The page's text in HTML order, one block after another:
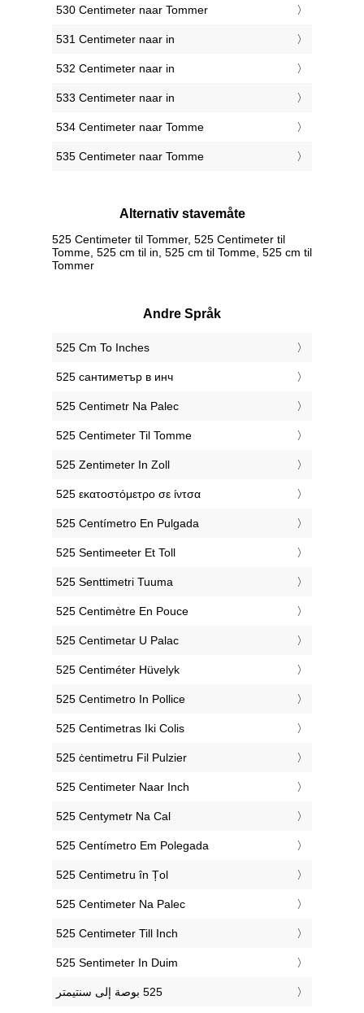
530 Centimeter naar Tommer
531 Centimeter naar in
532 Centimeter naar in
533 Centimeter naar in
534 Centimeter naar Tomme
535 Centimeter naar Tomme
Alternativ stavemåte
525 Centimeter til Tommer, 525 Centimeter til
Tomme, 525 cm til in, 525 cm til Tomme, 525 cm til
Tommer
Andre Språk
‎525 Cm To Inches
‎525 сантиметър в инч
‎525 Centimetr Na Palec
‎525 Centimeter Til Tomme
‎525 Zentimeter In Zoll
‎525 εκατοστόμετρο σε ίντσα
‎525 Centímetro En Pulgada
‎525 Sentimeeter Et Toll
‎525 Senttimetri Tuuma
‎525 Centimètre En Pouce
‎525 Centimetar U Palac
‎525 Centiméter Hüvelyk
‎525 Centimetro In Pollice
‎525 Centimetras Iki Colis
‎525 ċentimetru Fil Pulzier
‎525 Centimeter Naar Inch
‎525 Centymetr Na Cal
‎525 Centímetro Em Polegada
‎525 Centimetru în Țol
‎525 Centimeter Na Palec
‎525 Centimeter Till Inch
‎525 Sentimeter In Duim